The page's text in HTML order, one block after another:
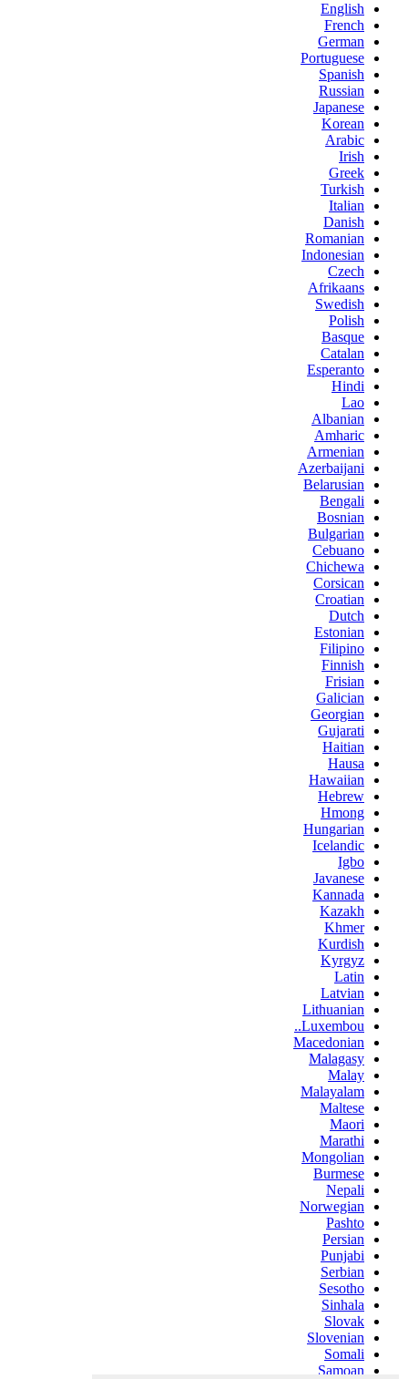
English
French
German
Portuguese
Spanish
Russian
Japanese
Korean
Arabic
Irish
Greek
Turkish
Italian
Danish
Romanian
Indonesian
Czech
Afrikaans
Swedish
Polish
Basque
Catalan
Esperanto
Hindi
Lao
Albanian
Amharic
Armenian
Azerbaijani
Belarusian
Bengali
Bosnian
Bulgarian
Cebuano
Chichewa
Corsican
Croatian
Dutch
Estonian
Filipino
Finnish
Frisian
Galician
Georgian
Gujarati
Haitian
Hausa
Hawaiian
Hebrew
Hmong
Hungarian
Icelandic
Igbo
Javanese
Kannada
Kazakh
Khmer
Kurdish
Kyrgyz
Latin
Latvian
Lithuanian
Luxembou..
Macedonian
Malagasy
Malay
Malayalam
Maltese
Maori
Marathi
Mongolian
Burmese
Nepali
Norwegian
Pashto
Persian
Punjabi
Serbian
Sesotho
Sinhala
Slovak
Slovenian
Somali
Samoan